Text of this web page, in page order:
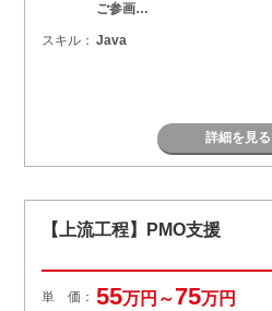
ご参画…
スキル： Java
詳細を見る
【上流工程】PMO支援
単 価： 55万円～75万円